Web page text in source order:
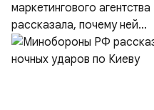
маркетингового
рассказала, почему ней...